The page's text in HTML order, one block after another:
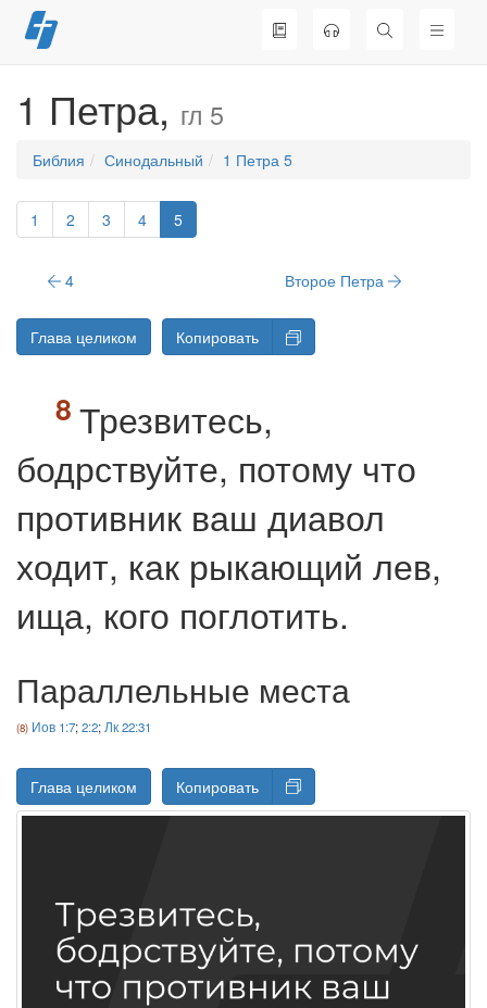
Перейти
к
1 Петра, гл 5
Библия Синодальный 1 Петра 5
1 2 3 4 5
4 Второе Петра
Глава целиком Копировать
Трезвитесь,
бодрствуйте, потому что
противник ваш диавол
ходит, как рыкающий лев,
ища, кого поглотить.
Параллельные места
Иов 1:7;2:2; Лк 22:31
Глава целиком Копировать